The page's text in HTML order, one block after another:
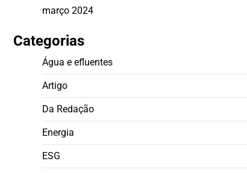
março 2024
Categorias
Água e efluentes
Artigo
Da Redação
Energia
ESG